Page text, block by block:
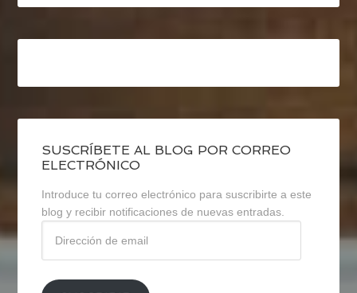
SUSCRÍBETE AL BLOG POR CORREO
ELECTRÓNICO
Introduce tu correo electrónico para suscribirte a este
blog y recibir notificaciones de nuevas entradas.
email